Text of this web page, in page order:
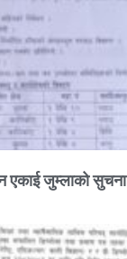
एकाई जुम्लाको सुचना